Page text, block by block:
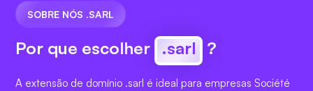
SOBRE NÓS .SARL
Por que escolher .sarl ?
A extensão de domínio .sarl é ideal para empresas Société